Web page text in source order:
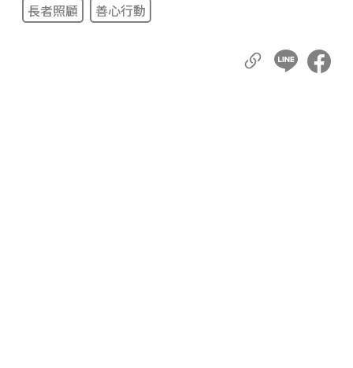
長者照顧
善心行動